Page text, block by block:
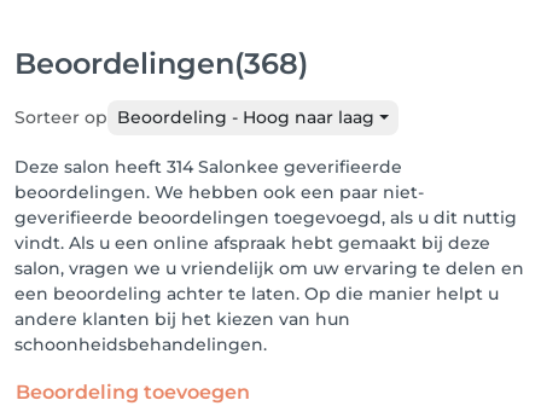
Beoordelingen(368)
Sorteer op Beoordeling - Hoog naar laag
Deze salon heeft 314 Salonkee geverifieerde
beoordelingen. We hebben ook een paar niet-
geverifieerde beoordelingen toegevoegd, als u dit nuttig
vindt. Als u een online afspraak hebt gemaakt bij deze
salon, vragen we u vriendelijk om uw ervaring te delen en
een beoordeling achter te laten. Op die manier helpt u
andere klanten bij het kiezen van hun
schoonheidsbehandelingen.
Beoordeling toevoegen